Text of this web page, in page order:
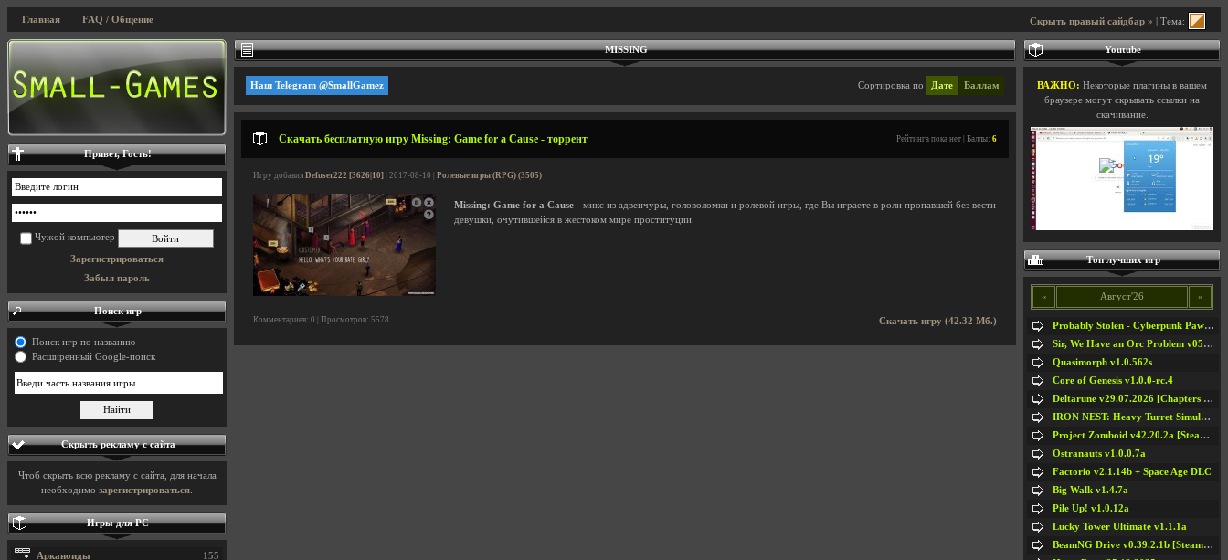
Скрыть правый сайдбар » | Тема:
Главная FAQ / Общение
MISSING
Сортировка по Дате Баллам
Наш Telegram @SmallGamez
Скачать бесплатную игру Missing: Game for a Cause - торрент Рейтинга пока нет | Баллы: 6
Игру добавил Defuser222 [3626|10] | 2017-08-10 | Ролевые игры (RPG) (3505)
Missing: Game for a Cause - микс из адвенчуры, головоломки и ролевой игры, где Вы играете в роли пропавшей без вести
девушки, очутившейся в жестоком мире проституции.
Скачать игру (42.32 Мб.)
Комментариев: 0 | Просмотров: 5578
Привет, Гость!
Чужой компьютер
Зарегистрироваться
Забыл пароль
Поиск игр
Поиск игр по названию
Расширенный Google-поиск
Скрыть рекламу с сайта
Чтоб скрыть всю рекламу с сайта, для начала
необходимо зарегистрироваться
Игры для PC
155
Арканоиды
Youtube
ВАЖНО: Некоторые плагины в вашем
браузере могут скрывать ссылки на
скачивание.
Топ лучших игр
« Август'26 »
Probably Stolen - Cyberpunk Pawnshop Simulator v048c [Playtest]
Sir, We Have an Orc Problem v05.08.2026
Quasimorph v1.0.562s
Core of Genesis v1.0.0-rc.4
Deltarune v29.07.2026 [Chapters 1-5] / + RUS [Chapters 1-5]
IRON NEST: Heavy Turret Simulator v1.0a
Project Zomboid v42.20.2a [Steam Early Access]
Ostranauts v1.0.0.7a
Factorio v2.1.14b + Space Age DLC
Big Walk v1.4.7a
Pile Up! v1.0.12a
Lucky Tower Ultimate v1.1.1a
BeamNG Drive v0.39.2.1b [Steam Early Access]